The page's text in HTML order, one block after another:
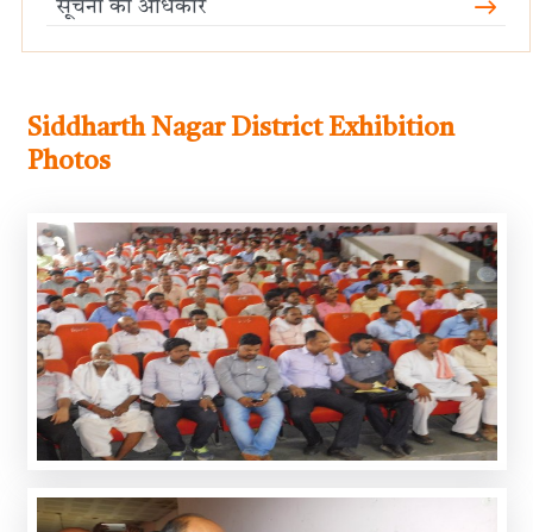
सूचना का अधिकार
Siddharth Nagar District Exhibition
Photos